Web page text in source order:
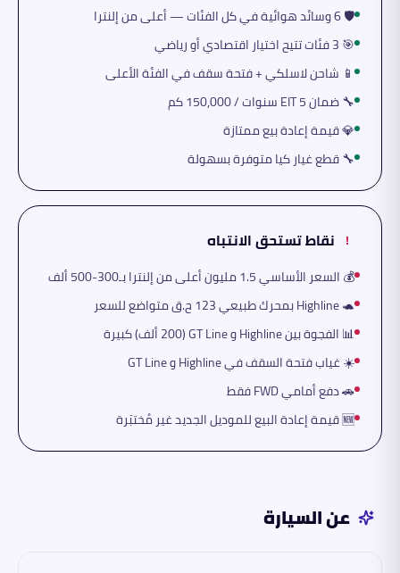
🛡️ 6 وسائد هوائية في كل الفئات — أعلى من إلنترا
🎯 3 فئات تتيح اختيار اقتصادي أو رياضي
📱 شاحن لاسلكي + فتحة سقف في الفئة الأعلى
🔧 ضمان EIT 5 سنوات / 150,000 كم
💎 قيمة إعادة بيع ممتازة
🔧 قطع غيار كيا متوفرة بسهولة
! نقاط تستحق الانتباه
💰 السعر الأساسي 1.5 مليون أعلى من إلنترا بـ300-500 ألف
🐢 Highline بمحرك طبيعي 123 ح.ق متواضع للسعر
📊 الفجوة بين Highline و GT Line (200 ألف) كبيرة
☀️ غياب فتحة السقف في Highline و GT Line
🚗 دفع أمامي FWD فقط
🆕 قيمة إعادة البيع للموديل الجديد غير مُختبَرة
عن السيارة